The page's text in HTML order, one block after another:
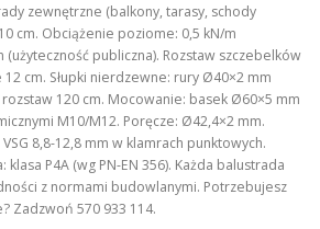
zewnętrzne (balkony, tarasy, schody
cm. Obciążenie poziome: 0,5 kN/m
(użyteczność publiczna). Rozstaw szczebelków
cm. Słupki nierdzewne: rury Ø40×2 mm
rozstaw 120 cm. Mocowanie: basek Ø60×5 mm
M10/M12. Poręcze: Ø42,4×2 mm.
8,8-12,8 mm w klamrach punktowych.
P4A (wg PN-EN 356). Każda balustrada
z normami budowlanymi. Potrzebujesz
Zadzwoń 570 933 114.